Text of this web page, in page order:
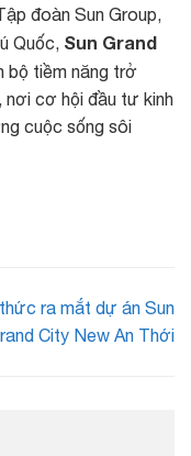
đoàn Sun Group,
Quốc, Sun Grand
bộ tiềm năng trở
nơi cơ hội đầu tư kinh
cuộc sống sôi
ra mắt dự án Sun
City New An Thới